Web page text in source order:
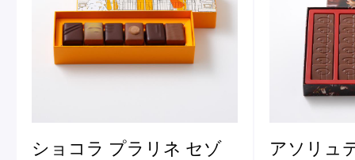
ショコラ プラリネ セゾ
アソリュ